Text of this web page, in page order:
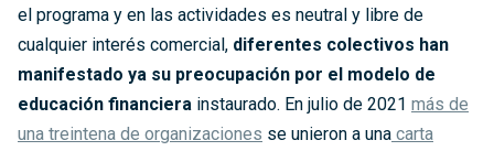
el programa y en las actividades es neutral y libre de
cualquier interés comercial, diferentes colectivos han
manifestado ya su preocupación por el modelo de
educación financiera instaurado. En julio de 2021 más de
una treintena de organizaciones se unieron a una carta